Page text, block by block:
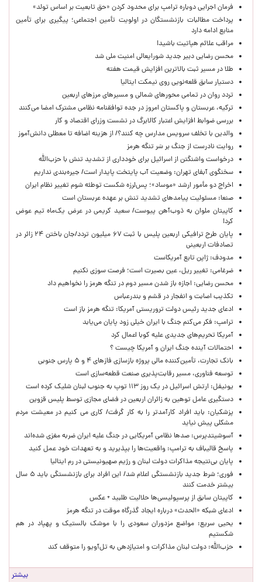
فرمان اجرایی دوباره ترامپ برای محدود کردن «حق تابعیت بر اساس تولد»
پرداخت مطالبات بازنشستگان در اولویت تأمین اجتماعی؛ پیگیری برای تأمین
منابع ادامه دارد
مراقب علائم هپاتیت باشید!
محسن رضایی دبیر جدید شورایعالی امنیت ملی شد
طلا در مسیر ثبت بالاترین افزایش قیمت هفته
دستیار سابق قلعه‌نویی روی نیمکت ایتالیا
تردد روان در تمامی محورهای شمالی و مسیرهای مرزهای اربعین
ترکیه، عربستان و پاکستان امروز در جده توافقنامه نظامی مشترک امضا می‌کنند
بررسی ضوابط افزایش اعتبار کالابرگ در نشست وزرای اقتصاد و کار
والدین با تخلف سرویس مدارس چه کنند؟/ از هزینه اضافه تا معطلی دانش‌آموز
روایت نادرست از جنگ بر سَر تنگه هرمز
درخواست واشنگتن از اسرائیل برای خودداری از تشدید تنش با حزب‌الله
سخنگوی آبفای تهران: وضعیت آب پایتخت پایدار است/ جیره‌بندی نداریم
اخراج دو مأمور ارشد «موساد»؛ پس‌لرزه شکست توطئه شوم تغییر نظام ایران
صنعا: مسئولیت پیامدهای تشدید تنش بر عهده عربستان است
کاپیتان ملوان به ذوب‌آهن پیوست/ سعید کریمی در عرض یک‌ماه تیم عوض
کرد!
پایان طرح ترافیکی اربعین پلیس با ثبت ۶۷ میلیون تردد/جان باختن ۲۴ زائر در
تصادفات اربعینی
مدودف: ژاپن تابع آمریکاست
ضرغامی: تغییر ریل، عین بصیرت است؛ فرصت سوزی نکنیم
محسن رضایی: اجازه باز شدن مسیر دوم در تنگه هرمز را نخواهیم داد
تکذیب اصابت و انفجار در قشم و بندرعباس
ادعای جدید رئیس دولت تروریستی آمریکا: تنگه هرمز باز است
ترامپ: فکر می‌کنم جنگ با ایران خیلی زود پایان می‌یابد
آمریکا تحریم‌های جدیدی علیه کوبا اعمال کرد
احتمالات آینده جنگ ایران و آمریکا چیست ؟
بانک تجارت، تأمین‌کننده مالی پروژه بازسازی فازهای ۴ و ۵ پارس جنوبی
توسعه فناوری، مسیر رقابت‌پذیری صنعت قطعه‌سازی است
یونیفل: ارتش اسرائیل در یک روز ۱۱۳ توپ به جنوب لبنان شلیک کرده است
دستگیری عامل توهین به زائران اربعین در فضای مجازی توسط پلیس قزوین
پزشکیان: باید افراد کارآمدتر را به کار گرفت/ کاری می کنیم در معیشت مردم
مشکلی پیش نیاید
آسوشیتدپرس: صدها نظامی آمریکایی در جنگ علیه ایران ضربه مغزی شده‌اند
پاسخ قالیباف به ترامپ: واقعیت‌ها را بپذیرید و به تعهدات خود عمل کنید
پایان بی‌نتیجه مذاکرات دولت لبنان و رژیم صهیونیستی در رم ایتالیا
فوری؛ شرط جدید بازنشستگی اعلام شد/ این افراد برای بازنشستگی باید ۵ سال
بیشتر خدمت کنند
کاپیتان سابق از پرسپولیسی‌ها حلالیت طلبید + عکس
ادعای شبکه «الحدث» درباره ایجاد گذرگاه موقت در تنگه هرمز
یحیی سریع: مواضع مزدوران سعودی را با موشک بالستیک و پهپاد در هم
شکستیم
حزب‌الله: دولت لبنان مذاکرات و امتیازدهی به تل‌آویو را متوقف کند
بیشتر